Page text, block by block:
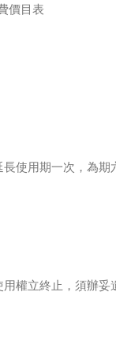
價目表
使用期一次，為期
權立終止，須辦妥